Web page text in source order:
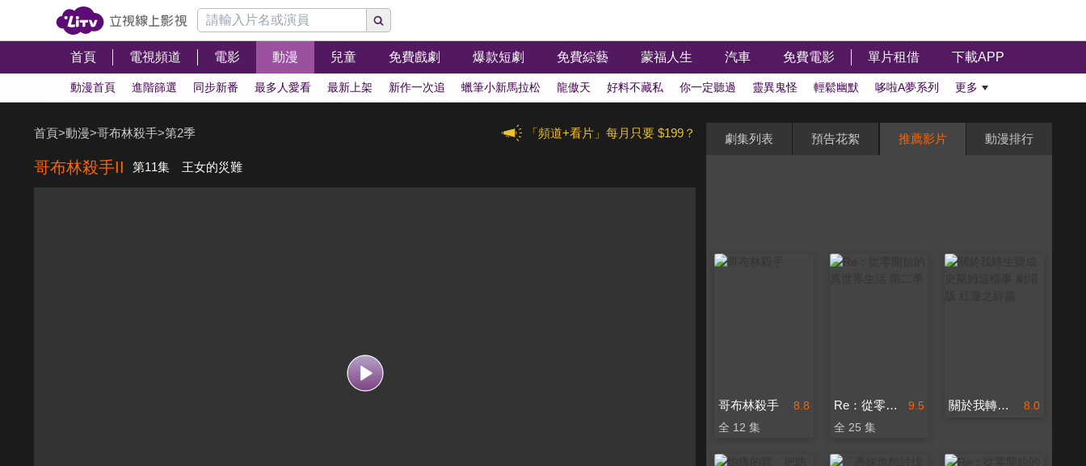
首頁 電視頻道 電影 動漫 兒童 免費戲劇 爆款短劇 免費綜藝 蒙福人生 汽車 免費電影 單片租借 下載APP
動漫首頁 進階篩選 同步新番 最多人愛看 最新上架 新作一次追 蠟筆小新馬拉松 龍傲天 好料不藏私 你一定聽過 靈異鬼怪 輕鬆幽默 哆啦A夢系列 更多
「頻道+看片」每月只要 $199？
首頁>動漫>哥布林殺手>第2季
哥布林殺手II 第11集 王女的災難
劇集列表 預告花絮 推薦影片 動漫排行
8.8
哥布林殺手
全 12 集
9.5
Re：從零開始的異世界生活 第二季
全 25 集
8.0
關於我轉生變成史萊姆這檔事 劇場版 紅蓮之絆篇